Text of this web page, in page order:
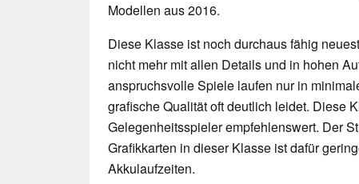
Modellen aus 2016.
Diese Klasse ist noch durchaus fähig
nicht mehr mit allen Details und in hohen
anspruchsvolle Spiele laufen nur in
grafische Qualität oft deutlich leidet. Diese
Gelegenheitsspieler empfehlenswert. Der
Grafikkarten in dieser Klasse ist dafür
Akkulaufzeiten.